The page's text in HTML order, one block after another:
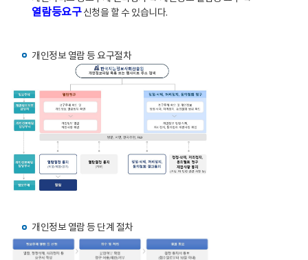
열람등요구신청을 할 수 있습니다.
개인정보 열람 등 요구절차
개인정보 열람 등 단계 절차